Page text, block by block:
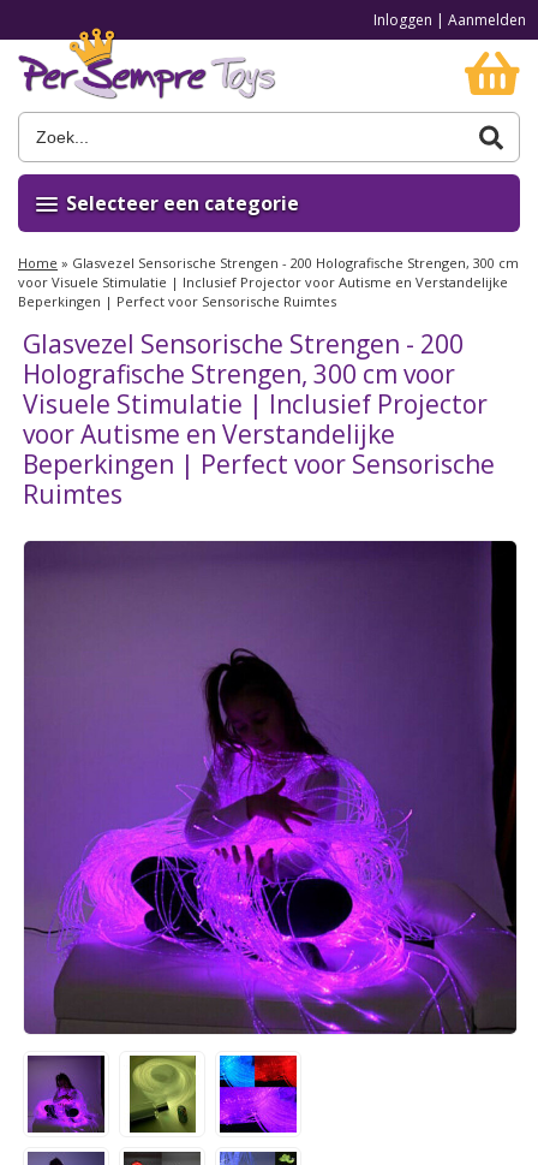
Inloggen | Aanmelden
Selecteer een categorie
Home » Glasvezel Sensorische Strengen - 200 Holografische Strengen, 300 cm
voor Visuele Stimulatie | Inclusief Projector voor Autisme en Verstandelijke
Beperkingen | Perfect voor Sensorische Ruimtes
Glasvezel Sensorische Strengen - 200
Holografische Strengen, 300 cm voor
Visuele Stimulatie | Inclusief Projector
voor Autisme en Verstandelijke
Beperkingen | Perfect voor Sensorische
Ruimtes